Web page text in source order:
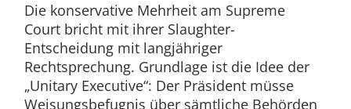
Die konservative Mehrheit am Supreme
Court bricht mit ihrer Slaughter-
Entscheidung mit langjähriger
Rechtsprechung. Grundlage ist die Idee der
„Unitary Executive“: Der Präsident müsse
Weisungsbefugnis über sämtliche Behörden